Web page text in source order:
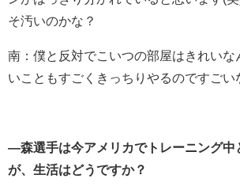
そ汚いのかな？
南：僕と反対でこいつの部屋はきれいな
いこともすごくきっちりやるのですごい
―森選手は今アメリカでトレーニング中
が、生活はどうですか？